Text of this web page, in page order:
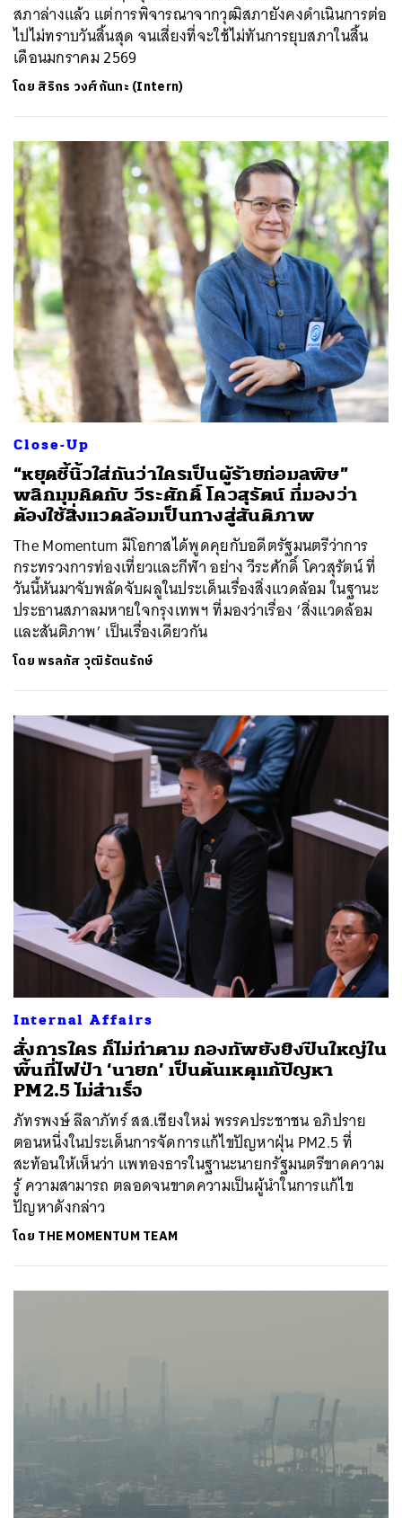
สภาล่างแล้ว แต่การพิจารณาจากวุฒิสภายังคงดำเนินการต่อ
ไปไม่ทราบวันสิ้นสุด จนเสี่ยงที่จะใช้ไม่ทันการยุบสภาในสิ้น
เดือนมกราคม 2569
โดย สิริกร วงศ์กันทะ (Intern)
Close-Up
“หยุดชี้นิ้วใส่กันว่าใครเป็นผู้ร้ายก่อมลพิษ”
พลิกมุมคิดกับ วีระศักดิ์ โควสุรัตน์ ที่มองว่า
ต้องใช้สิ่งแวดล้อมเป็นทางสู่สันติภาพ
The Momentum มีโอกาสได้พูดคุยกับอดีตรัฐมนตรีว่าการ
กระทรวงการท่องเที่ยวและกีฬา อย่าง วีระศักดิ์ โควสุรัตน์ ที่
วันนี้หันมาจับพลัดจับผลูในประเด็นเรื่องสิ่งแวดล้อม ในฐานะ
ประธานสภาลมหายใจกรุงเทพฯ ที่มองว่าเรื่อง ‘สิ่งแวดล้อม
และสันติภาพ’ เป็นเรื่องเดียวกัน
โดยพรลภัส วุฒิรัตนรักษ์
Internal Affairs
สั่งการใคร ก็ไม่ทำตาม กองทัพยังยิงปืนใหญ่ใน
พื้นที่ไฟป่า ‘นายก’ เป็นต้นเหตุแก้ปัญหา
PM2.5 ไม่สำเร็จ
ภัทรพงษ์ ลีลาภัทร์ สส.เชียงใหม่ พรรคประชาชน อภิปราย
ตอนหนึ่งในประเด็นการจัดการแก้ไขปัญหาฝุ่น PM2.5 ที่
สะท้อนให้เห็นว่า แพทองธารในฐานะนายกรัฐมนตรีขาดความ
รู้ ความสามารถ ตลอดจนขาดความเป็นผู้นำในการแก้ไข
ปัญหาดังกล่าว
โดย THE MOMENTUM TEAM
SHARE TWEET LINE EMAIL